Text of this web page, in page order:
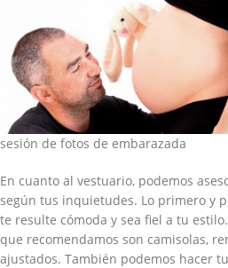
sesión de fotos de embarazada
En cuanto al vestuario, podemos
según tus inquietudes. Lo primero y
te resulte cómoda y sea fiel a tu
que recomendamos son camisolas,
ajustados. También podemos hacer